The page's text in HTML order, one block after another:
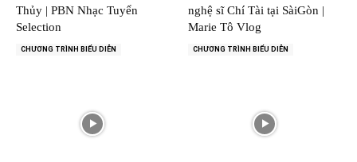
Thủy | PBN Nhạc Tuyển
Selection
CHƯƠNG TRÌNH BIỂU DIỄN
nghệ sĩ Chí Tài tại SàiGòn |
Marie Tô Vlog
CHƯƠNG TRÌNH BIỂU DIỄN